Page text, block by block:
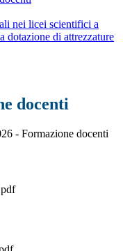
nei licei scientifici a
dotazione di attrezzature
docenti
- Formazione docenti